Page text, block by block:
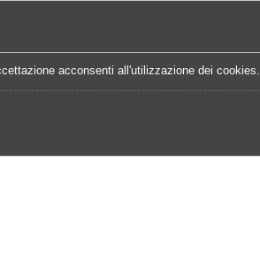
acconsenti all'utilizzazione dei cookies.